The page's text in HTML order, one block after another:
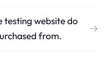
testing website do
from.